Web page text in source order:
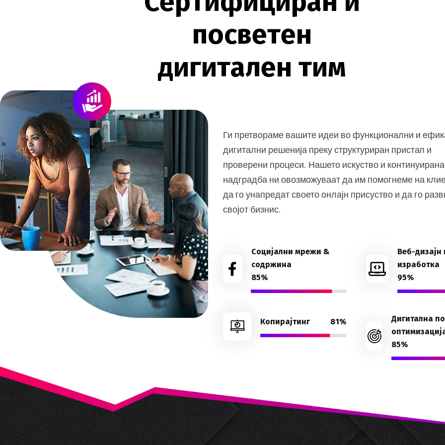
посветен
дигитален тим
Ги претвораме вашите идеи во функционални и
дигитални решенија преку структуриран пристап и
проверени процеси. Нашето искуство и континуирана
надградба ни овозможуваат да им помогнеме на
да го унапредат своето онлајн присуство и да го
својот бизнис.
Социјални мрежи &
содржина
85%
Копирајтинг 81%
Веб-дизајн
изработка
95%
Дигитална
85%